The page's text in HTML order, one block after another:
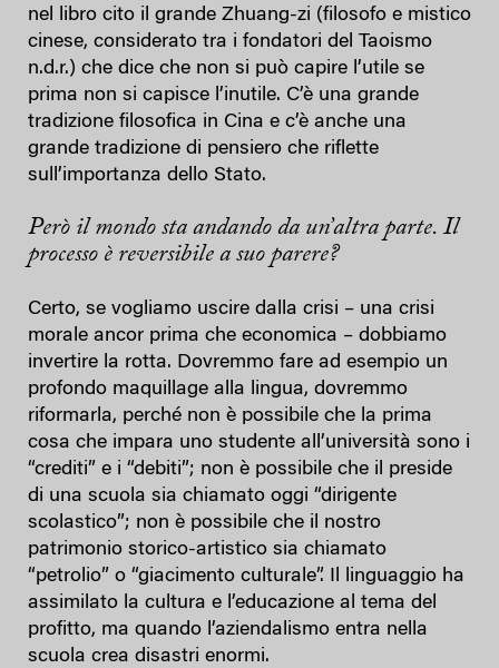
nel libro cito il grande Zhuang-zi (filosofo e mistico
cinese, considerato tra i fondatori del Taoismo
n.d.r.) che dice che non si può capire l’utile se
prima non si capisce l’inutile. C’è una grande
tradizione filosofica in Cina e c’è anche una
grande tradizione di pensiero che riflette
sull’importanza dello Stato.
Però il mondo sta andando da un’altra parte. Il
processo è reversibile a suo parere?
Certo, se vogliamo uscire dalla crisi – una crisi
morale ancor prima che economica – dobbiamo
invertire la rotta. Dovremmo fare ad esempio un
profondo maquillage alla lingua, dovremmo
riformarla, perché non è possibile che la prima
cosa che impara uno studente all’università sono i
“crediti” e i “debiti”; non è possibile che il preside
di una scuola sia chiamato oggi “dirigente
scolastico”; non è possibile che il nostro
patrimonio storico-artistico sia chiamato
“petrolio” o “giacimento culturale”. Il linguaggio ha
assimilato la cultura e l’educazione al tema del
profitto, ma quando l’aziendalismo entra nella
scuola crea disastri enormi.